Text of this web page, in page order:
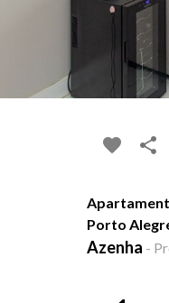
Porto
Azenha -